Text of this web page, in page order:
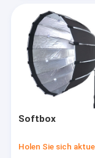
Softbox